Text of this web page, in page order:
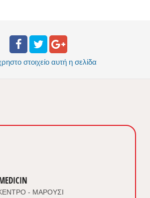
στοιχείο αυτή η σελίδα
- ΜΑΡΟΥΣΙ